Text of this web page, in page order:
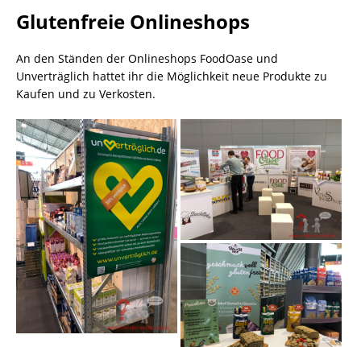
Glutenfreie Onlineshops
An den Ständen der Onlineshops FoodOase und
Unverträglich hattet ihr die Möglichkeit neue Produkte zu
Kaufen und zu Verkosten.